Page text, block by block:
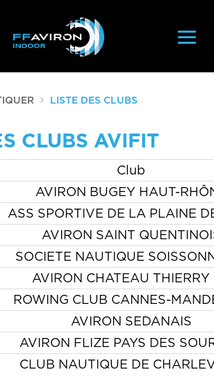
LISTE DES CLUBS
CLUBS AVIFIT
Club
AVIRON BUGEY HAUT-
ASS SPORTIVE DE LA PLAINE
AVIRON SAINT
SOCIETE NAUTIQUE
AVIRON CHATEAU
ROWING CLUB CANNES-
AVIRON SEDANAIS
AVIRON FLIZE PAYS DES
CLUB NAUTIQUE DE